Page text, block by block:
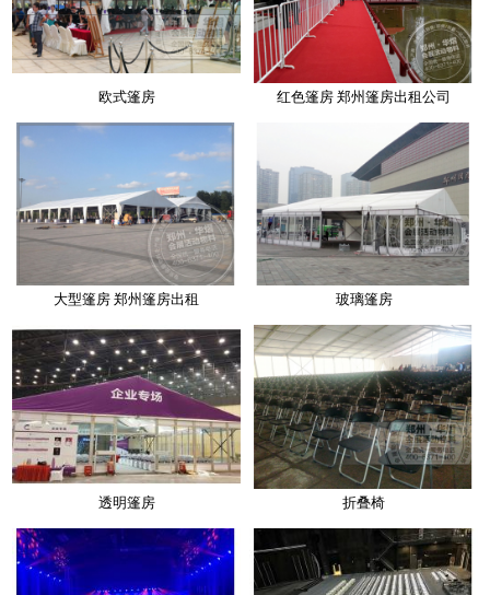
欧式篷房 红色篷房 郑州篷房出租公司
大型篷房 郑州篷房出租 玻璃篷房
透明篷房 折叠椅